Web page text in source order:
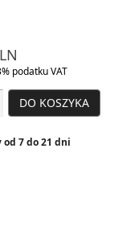
podatku VAT
DO KOSZYKA
7 do 21 dni